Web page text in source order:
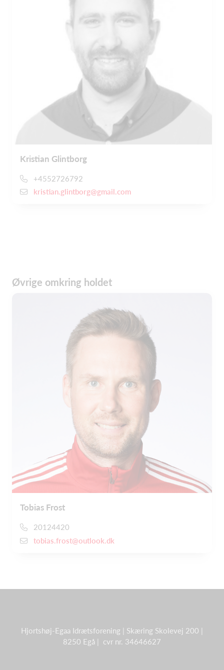
Kristian Glintborg
+4552726792
kristian.glintborg@gmail.com
Øvrige omkring holdet
Tobias Frost
20124420
tobias.frost@outlook.dk
Hjortshøj-Egaa Idrætsforening | Skæring Skolevej 200 |
8250 Egå | cvr nr. 34646627